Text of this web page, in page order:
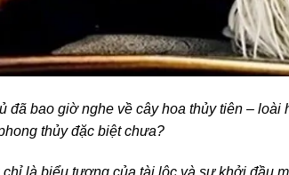
đã bao giờ nghe về cây hoa thủy tiên –
thủy đặc biệt chưa?
chỉ là biểu tượng của tài lộc và sự khởi đầu